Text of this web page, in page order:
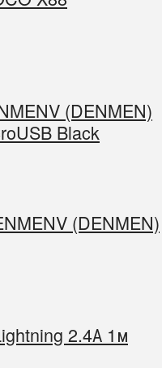
(DENMEN)
Black
(DENMEN)
2.4А 1м